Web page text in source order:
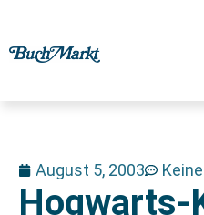
August 5, 2003
Hogwarts-